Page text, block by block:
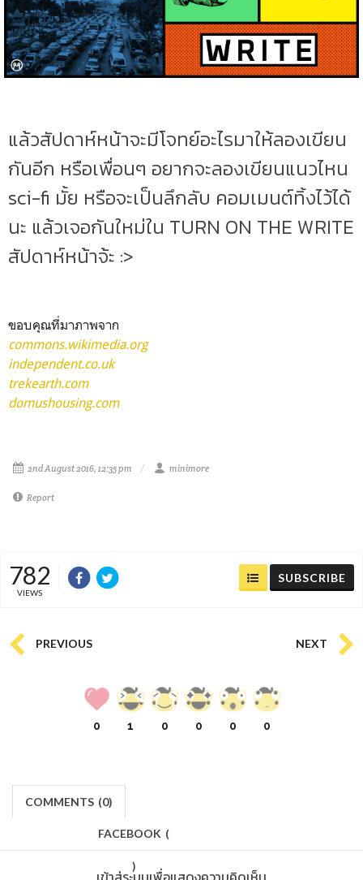
แล้วสัปดาห์หน้าจะมีโจทย์อะไรมาให้ลองเขียน
กันอีก หรือเพื่อนๆ อยากจะลองเขียนแนวไหน
sci-fi มั้ย หรือจะเป็นลึกลับ คอมเมนต์ทิ้งไว้ได้
นะ แล้วเจอกันใหม่ใน TURN ON THE WRITE
สัปดาห์หน้าจ้ะ :>
ขอบคุณที่มาภาพจาก
commons.wikimedia.org
independent.co.uk
trekearth.com
domushousing.com
2nd August 2016, 12:35 pm minimore
Report
782
VIEWS
SUBSCRIBE
PREVIOUS NEXT
0 1 0 0 0 0
COMMENTS (0)
FACEBOOK (
)